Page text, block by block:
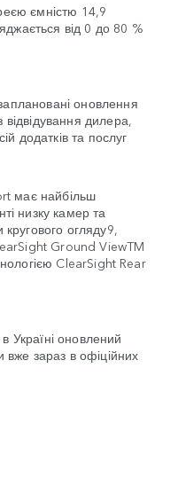
ємністю 14,9
від 0 до 80 %
оновлення
дилера,
додатків та послуг
має найбільш
низку камер та
огляду9,
Ground ViewTM
ClearSight Rear
в Україні оновлений
зараз в офіційних